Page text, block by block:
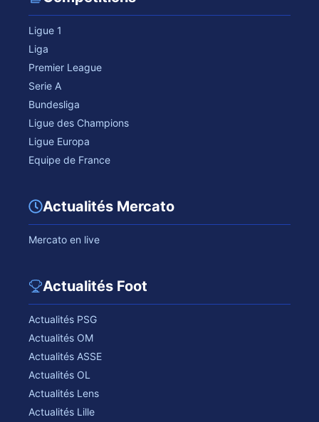
Ligue 1
Liga
Premier League
Serie A
Bundesliga
Ligue des Champions
Ligue Europa
Equipe de France
Actualités Mercato
Mercato en live
Actualités Foot
Actualités PSG
Actualités OM
Actualités ASSE
Actualités OL
Actualités Lens
Actualités Lille